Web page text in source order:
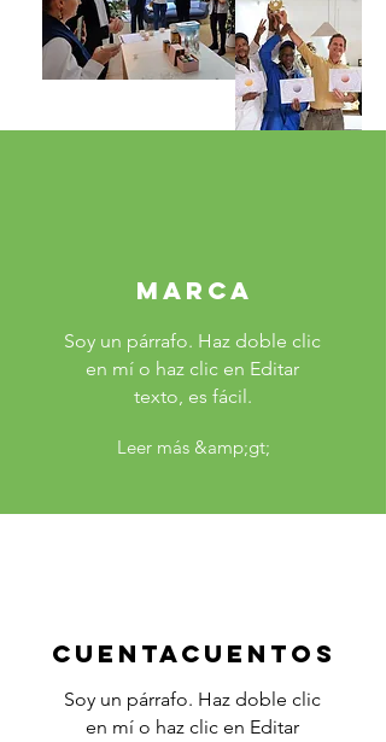
Marca
Soy un párrafo. Haz doble clic
en mí o haz clic en Editar
texto, es fácil.
Leer más &amp;gt;
Cuentacuentos
Soy un párrafo. Haz doble clic
en mí o haz clic en Editar